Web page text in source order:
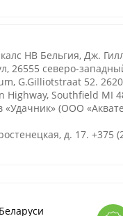
НВ Бельгия, Дж.
26555 северо-
G.Gilliotstraat 52.
Southfield MI
(ООО
д. 17. +375